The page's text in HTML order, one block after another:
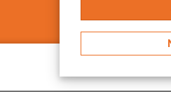
020-3113799